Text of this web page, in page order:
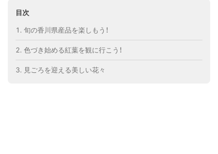
目次
旬の香川県産品を楽しもう！
色づき始める紅葉を観に行こう！
見ごろを迎える美しい花々